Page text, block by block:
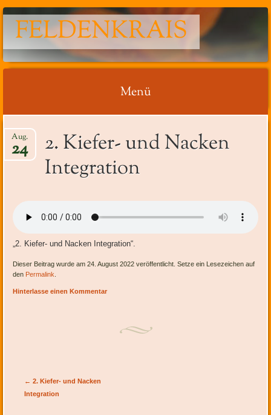
FELDENKRAIS
Menü
zum
Inhalt
2. Kiefer- und Nacken
Integration
Aug.
24
„2. Kiefer- und Nacken Integration“.
Dieser Beitrag wurde am 24. August 2022 veröffentlicht. Setze ein Lesezeichen auf
den Permalink
Hinterlasse einen Kommentar
Artikel-Navigation
← 2. Kiefer- und Nacken
Integration